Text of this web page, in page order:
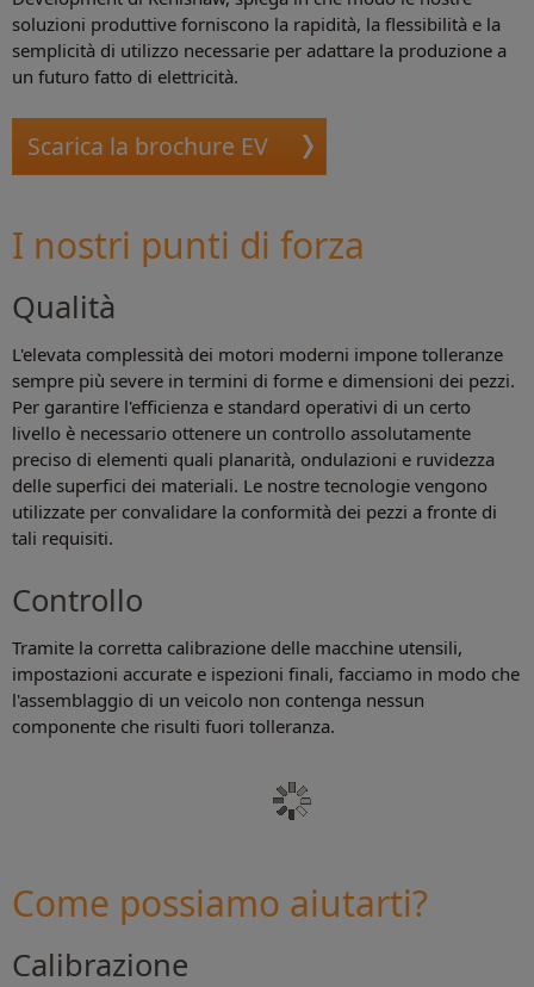
soluzioni produttive forniscono la rapidità, la flessibilità e la
semplicità di utilizzo necessarie per adattare la produzione a
un futuro fatto di elettricità.
Scarica la brochure EV
I nostri punti di forza
Qualità
L'elevata complessità dei motori moderni impone tolleranze
sempre più severe in termini di forme e dimensioni dei pezzi.
Per garantire l'efficienza e standard operativi di un certo
livello è necessario ottenere un controllo assolutamente
preciso di elementi quali planarità, ondulazioni e ruvidezza
delle superfici dei materiali. Le nostre tecnologie vengono
utilizzate per convalidare la conformità dei pezzi a fronte di
tali requisiti.
Controllo
Tramite la corretta calibrazione delle macchine utensili,
impostazioni accurate e ispezioni finali, facciamo in modo che
l'assemblaggio di un veicolo non contenga nessun
componente che risulti fuori tolleranza.
Come possiamo aiutarti?
Calibrazione